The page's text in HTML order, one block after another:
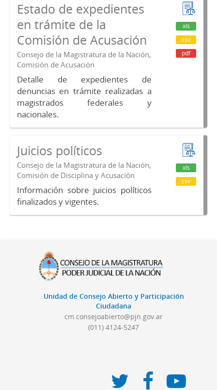
Estado de expedientes
en trámite de la
Comisión de Acusación
Consejo de la Magistratura de la Nación,
Comisión de Acusación
Detalle de expedientes de
denuncias en trámite realizadas a
magistrados federales y
nacionales.
xls
csv
pdf
Juicios políticos
Consejo de la Magistratura de la Nación,
Comisión de Disciplina y Acusación
Información sobre juicios políticos
finalizados y vigentes.
xls
csv
Unidad de Consejo Abierto y Participación
Ciudadana
cm.consejoabierto@pjn.gov.ar
(011) 4124-5247